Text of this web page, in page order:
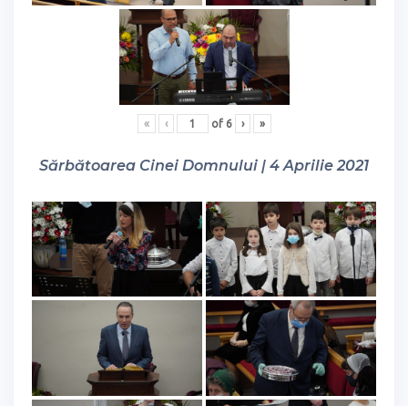
« ‹ of 6 › »
Sărbătoarea Cinei Domnului | 4 Aprilie 2021